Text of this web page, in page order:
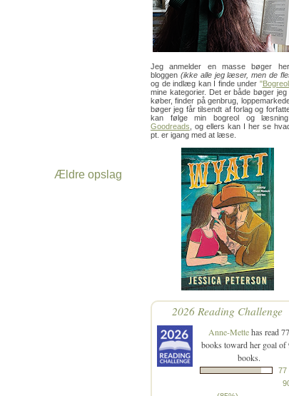
Ældre opslag
Jeg anmelder en masse bøger
bloggen (ikke alle jeg læser, men de
og de indlæg kan I finde under "
mine kategorier. Det er både bøger jeg
køber, finder på genbrug,
bøger jeg får tilsendt af forlag og
kan følge min bogreol og
Goodreads , og ellers kan I her se
pt. er igang med at læse.
2026 Reading Challenge
Anne-Mettehas read 77
books toward her goal of
books.
77